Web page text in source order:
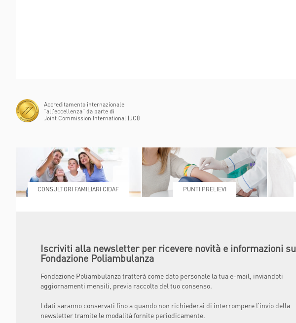
Accreditamento internazionale
“all’eccellenza” da parte di
Joint Commission International (JCI)
CONSULTORI FAMILIARI CIDAF PUNTI PRELIEVI
Iscriviti alla newsletter per ricevere novità e informazioni su
Fondazione Poliambulanza
Fondazione Poliambulanza tratterà come dato personale la tua e-mail, inviandoti
aggiornamenti mensili, previa raccolta del tuo consenso.
I dati saranno conservati fino a quando non richiederai di interrompere l’invio della
newsletter tramite le modalità fornite periodicamente.